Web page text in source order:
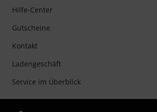
Hilfe-Center
Gutscheine
Kontakt
Ladengeschäft
Service im Überblick